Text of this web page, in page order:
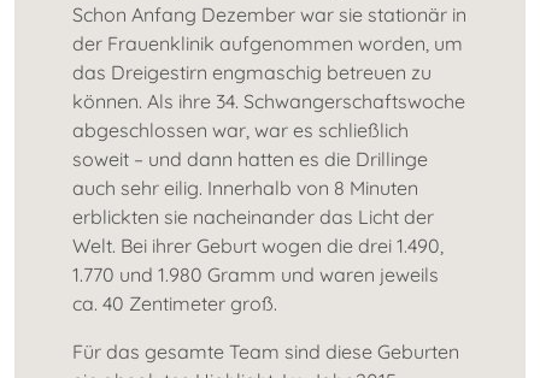
Schon Anfang Dezember war sie stationär in
der Frauenklinik aufgenommen worden, um
das Dreigestirn engmaschig betreuen zu
können. Als ihre 34. Schwangerschaftswoche
abgeschlossen war, war es schließlich
soweit – und dann hatten es die Drillinge
auch sehr eilig. Innerhalb von 8 Minuten
erblickten sie nacheinander das Licht der
Welt. Bei ihrer Geburt wogen die drei 1.490,
1.770 und 1.980 Gramm und waren jeweils
ca. 40 Zentimeter groß.
Für das gesamte Team sind diese Geburten